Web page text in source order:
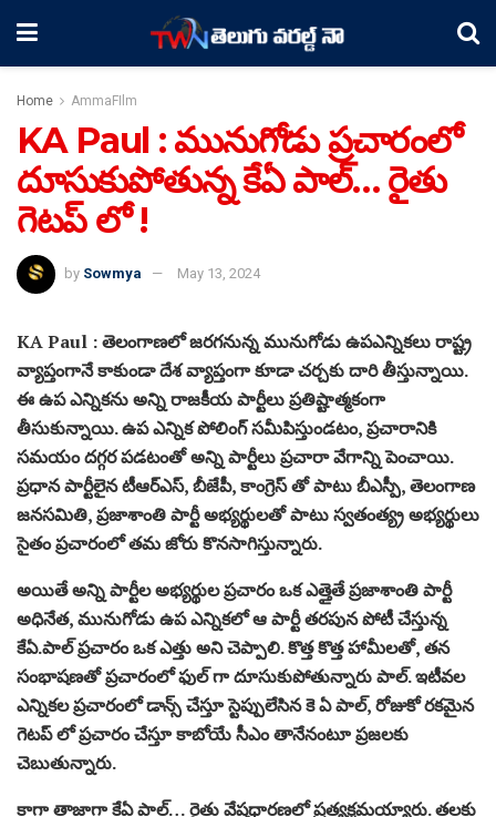
Home AmmaFIlm
KA Paul : మునుగోడు ప్రచారంలో
దూసుకుపోతున్న కే‌ఏ పాల్… రైతు
గెటప్ లో !
by Sowmya May 13, 2024
KA Paul : తెలంగాణలో జరగనున్న మునుగోడు ఉపఎన్నికలు రాష్ట్ర
వ్యాప్తంగానే కాకుండా దేశ వ్యాప్తంగా కూడా చర్చకు దారి తీస్తున్నాయి.
ఈ ఉప ఎన్నికను అన్ని రాజకీయ పార్టీలు ప్రతిష్టాత్మకంగా
తీసుకున్నాయి. ఉప ఎన్నిక పోలింగ్ సమీపిస్తుండటం, ప్రచారానికి
సమయం దగ్గర పడటంతో అన్ని పార్టీలు ప్రచారా వేగాన్ని పెంచాయి.
ప్రధాన పార్టీలైన టీఆర్ఎస్, బీజేపీ, కాంగ్రెస్ తో పాటు బీఎస్పీ, తెలంగాణ
జనసమితి, ప్రజాశాంతి పార్టీ అభ్యర్థులతో పాటు స్వతంత్య్ర అభ్యర్థులు
సైతం ప్రచారంలో తమ జోరు కొనసాగిస్తున్నారు.
అయితే అన్ని పార్టీల అభ్యర్థుల ప్రచారం ఒక ఎత్తైతే ప్రజాశాంతి పార్టీ
అధినేత, మునుగోడు ఉప ఎన్నికలో ఆ పార్టీ తరపున పోటీ చేస్తున్న
కేఏ.పాల్ ప్రచారం ఒక ఎత్తు అని చెప్పాలి. కొత్త కొత్త హామీలతో, తన
సంభాషణతో ప్రచారంలో ఫుల్ గా దూసుకుపోతున్నారు పాల్. ఇటీవల
ఎన్నికల ప్రచారంలో డాన్స్ చేస్తూ స్టెప్పులేసిన కె ఏ పాల్, రోజుకో రకమైన
గెటప్ లో ప్రచారం చేస్తూ కాబోయే సీఎం తానేనంటూ ప్రజలకు
చెబుతున్నారు.
కాగా తాజాగా కేఏ పాల్… రైతు వేషధారణలో ప్రత్యక్షమయ్యారు. తలకు